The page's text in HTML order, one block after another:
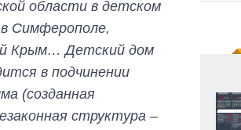
области в детском
Симферополе,
Крым… Детский дом
в подчинении
(созданная
структура –
Сколько
картофеля
выращивали в